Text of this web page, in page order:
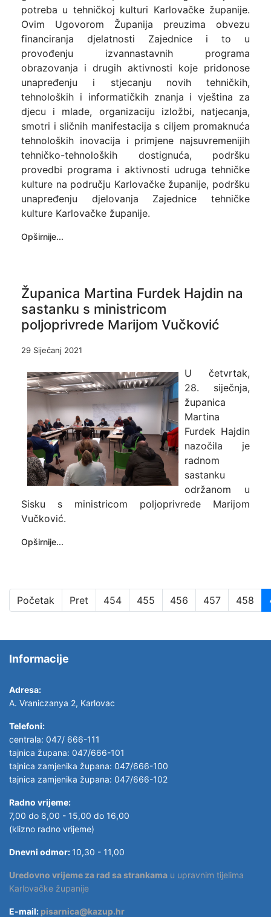
potreba u tehničkoj kulturi Karlovačke županije.
Ovim Ugovorom Županija preuzima obvezu
financiranja djelatnosti Zajednice i to u
provođenju izvannastavnih programa
obrazovanja i drugih aktivnosti koje pridonose
unapređenju i stjecanju novih tehničkih,
tehnoloških i informatičkih znanja i vještina za
djecu i mlade, organizaciju izložbi, natjecanja,
smotri i sličnih manifestacija s ciljem promaknuća
tehnoloških inovacija i primjene najsuvremenijih
tehničko-tehnoloških dostignuća, podršku
provedbi programa i aktivnosti udruga tehničke
kulture na području Karlovačke županije, podršku
unapređenju djelovanja Zajednice tehničke
kulture Karlovačke županije.
Opširnije...
Županica Martina Furdek Hajdin na
sastanku s ministricom
poljoprivrede Marijom Vučković
29 Siječanj 2021
U četvrtak,
28. siječnja,
županica
Martina
Furdek Hajdin
nazočila je
radnom
sastanku
održanom u
Sisku s ministricom poljoprivrede Marijom
Vučković.
Opširnije...
Početak Pret 454 455 456 457 458
Informacije
Adresa:
A. Vraniczanya 2, Karlovac
Telefoni:
centrala: 047/ 666-111
tajnica župana: 047/666-101
tajnica zamjenika župana: 047/666-100
tajnica zamjenika župana: 047/666-102
Radno vrijeme:
7,00 do 8,00 - 15,00 do 16,00
(klizno radno vrijeme)
Dnevni odmor: 10,30 - 11,00
Uredovno vrijeme za rad sa strankama u upravnim tijelima
Karlovačke županije
E-mail: pisarnica@kazup.hr